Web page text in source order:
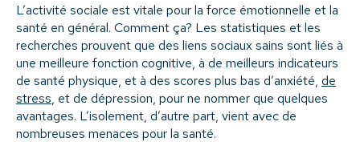
L’activité sociale est vitale pour la force émotionnelle et la
santé en général. Comment ça? Les statistiques et les
recherches prouvent que des liens sociaux sains sont liés à
une meilleure fonction cognitive, à de meilleurs indicateurs
de santé physique, et à des scores plus bas d’anxiété, de
stress, et de dépression, pour ne nommer que quelques
avantages. L’isolement, d’autre part, vient avec de
nombreuses menaces pour la santé.